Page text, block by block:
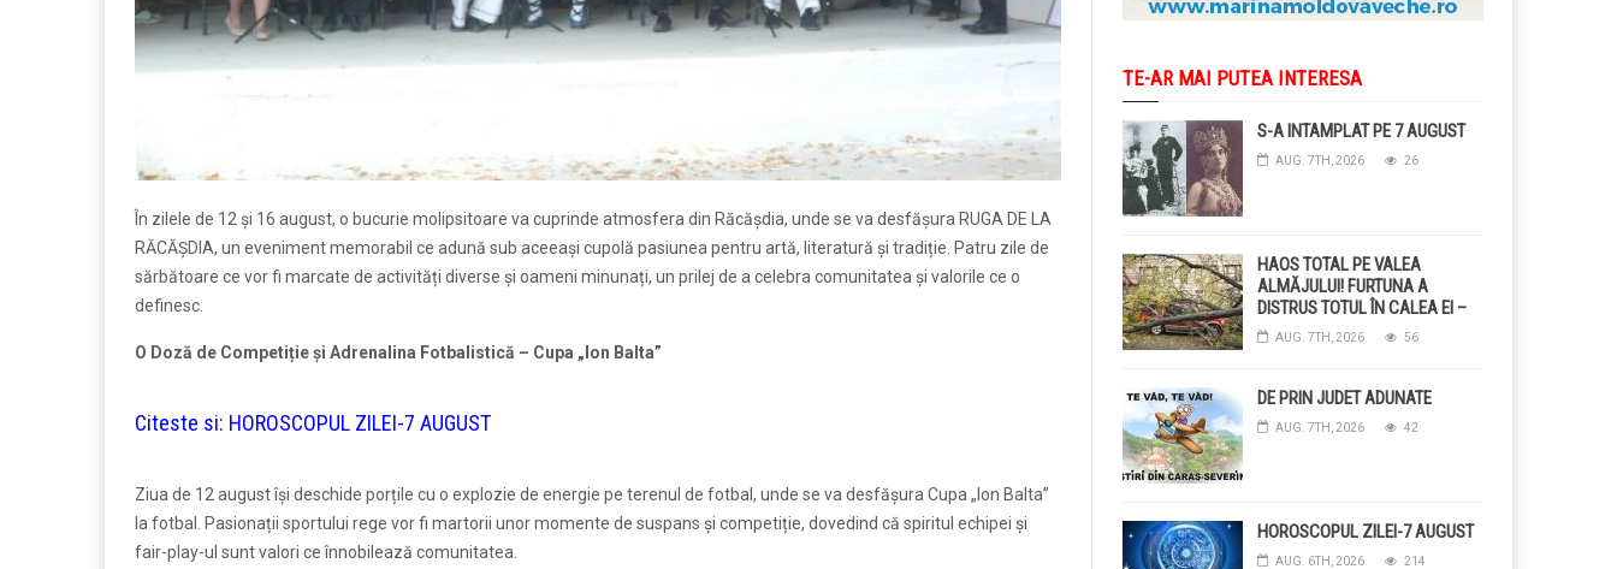
În zilele de 12 și 16 august, o bucurie molipsitoare va cuprinde atmosfera din Răcășdia, unde se va desfășura RUGA DE LA
RĂCĂȘDIA, un eveniment memorabil ce adună sub aceeași cupolă pasiunea pentru artă, literatură și tradiție. Patru zile de
sărbătoare ce vor fi marcate de activități diverse și oameni minunați, un prilej de a celebra comunitatea și valorile ce o
definesc.
O Doză de Competiție și Adrenalina Fotbalistică – Cupa „Ion Balta”
Citeste si: HOROSCOPUL ZILEI-7 AUGUST
Ziua de 12 august își deschide porțile cu o explozie de energie pe terenul de fotbal, unde se va desfășura Cupa „Ion Balta”
la fotbal. Pasionații sportului rege vor fi martorii unor momente de suspans și competiție, dovedind că spiritul echipei și
fair-play-ul sunt valori ce înnobilează comunitatea.
TE-AR MAI PUTEA INTERESA
S-A INTAMPLAT PE 7 AUGUST
AUG. 7TH, 2026 26
HAOS TOTAL PE VALEA
ALMĂJULUI! FURTUNA A
DISTRUS TOTUL ÎN CALEA EI –
COPACI CĂZUȚI, DRUMURI
BLOCAȚE, CURENT TĂIAT ȘI
GRINDINĂ!
AUG. 7TH, 2026 56
DE PRIN JUDET ADUNATE
AUG. 7TH, 2026 42
HOROSCOPUL ZILEI-7 AUGUST
AUG. 6TH, 2026 214